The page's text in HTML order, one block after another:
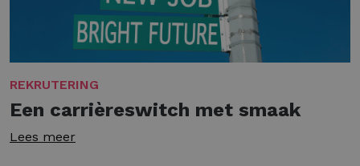
REKRUTERING
Een carrièreswitch met smaak
Lees meer